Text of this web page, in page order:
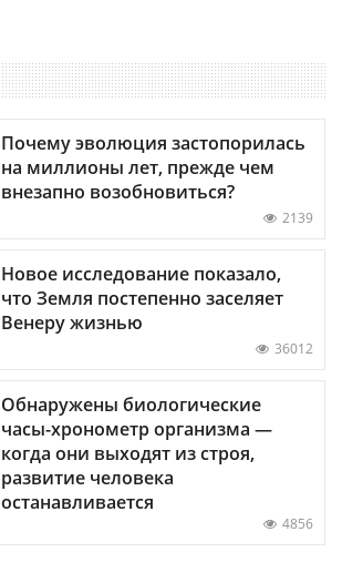
Почему эволюция застопорилась
на миллионы лет, прежде чем
внезапно возобновиться?
2139
Новое исследование показало,
что Земля постепенно заселяет
Венеру жизнью
36012
Обнаружены биологические
часы-хронометр организма —
когда они выходят из строя,
развитие человека
останавливается
4856